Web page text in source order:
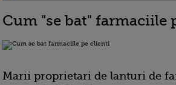
Cum "se bat" farmaciile
Marii proprietari de lanturi de